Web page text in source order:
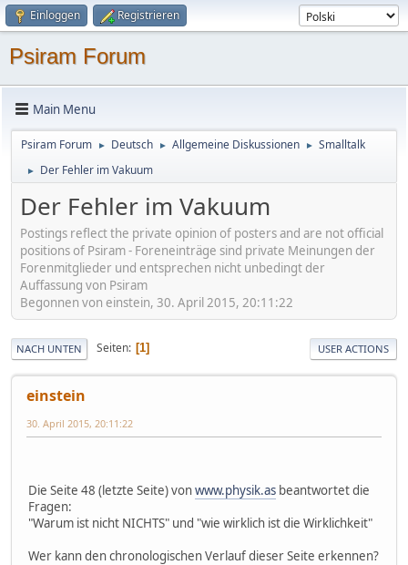
Einloggen Registrieren
Psiram Forum
Main Menu
Psiram Forum ► Deutsch ► Allgemeine Diskussionen ► Smalltalk
► Der Fehler im Vakuum
Der Fehler im Vakuum
Postings reflect the private opinion of posters and are not official
positions of Psiram - Foreneinträge sind private Meinungen der
Forenmitglieder und entsprechen nicht unbedingt der
Auffassung von Psiram
Begonnen von einstein, 30. April 2015, 20:11:22
NACH UNTEN Seiten 1 USER ACTIONS
einstein
30. April 2015, 20:11:22
Die Seite 48 (letzte Seite) vonwww.physik.as beantwortet die
Fragen:
"Warum ist nicht NICHTS" und "wie wirklich ist die Wirklichkeit"
Wer kann den chronologischen Verlauf dieser Seite erkennen?